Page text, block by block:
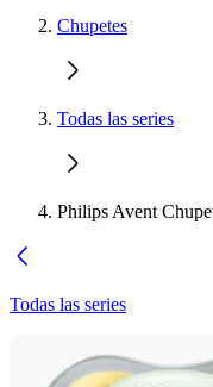
Chupetes
Todas las series
Philips Avent
Todas las series